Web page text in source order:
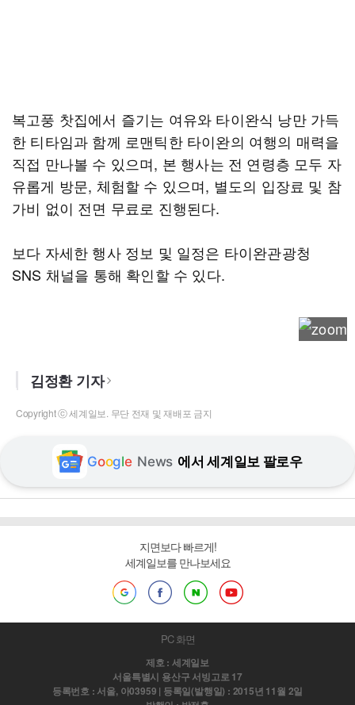
복고풍 찻집에서 즐기는 여유와 타이완식 낭만 가득
한 티타임과 함께 로맨틱한 타이완의 여행의 매력을
직접 만나볼 수 있으며, 본 행사는 전 연령층 모두 자
유롭게 방문, 체험할 수 있으며, 별도의 입장료 및 참
가비 없이 전면 무료로 진행된다.
보다 자세한 행사 정보 및 일정은 타이완관광청
SNS 채널을 통해 확인할 수 있다.
김정환 기자
Copyright ⓒ 세계일보. 무단 전재 및 재배포 금지
Google News 에서 세계일보 팔로우
지면보다 빠르게!
세계일보를 만나보세요
PC 화면
제호 : 세계일보
서울특별시 용산구 서빙고로 17
등록번호 : 서울, 아03959 | 등록일(발행일) : 2015년 11월 2일